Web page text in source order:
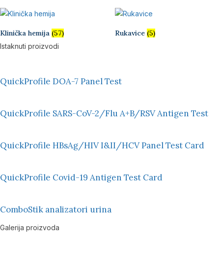
Klinička hemija (57) Rukavice (5)
Istaknuti proizvodi
QuickProfile DOA-7 Panel Test
QuickProfile SARS-CoV-2/Flu A+B/RSV Antigen Test
QuickProfile HBsAg/HIV I&II/HCV Panel Test Card
QuickProfile Covid-19 Antigen Test Card
ComboStik analizatori urina
Galerija proizvoda